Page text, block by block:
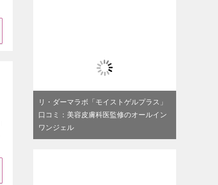
リ・ダーマラボ「モイストゲルプラス」
口コミ：美容皮膚科医監修のオールイン
ワンジェル